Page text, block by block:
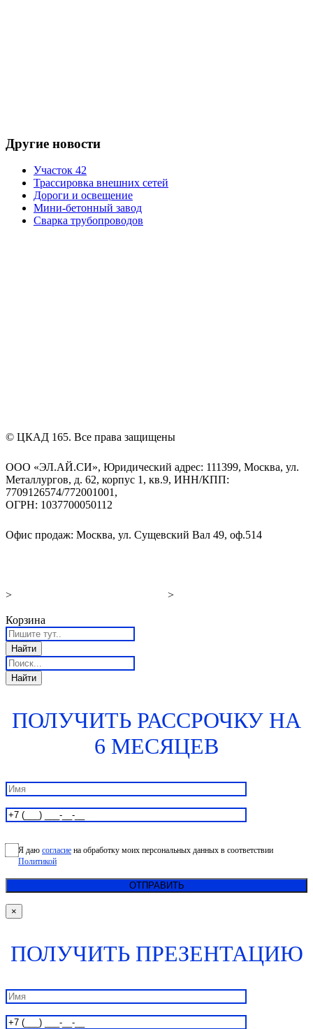
Другие новости
Участок 42
Трассировка внешних сетей
Дороги и освещение
Мини-бетонный завод
Сварка трубопроводов
© ЦКАД 165. Все права защищены
ООО «ЭЛ.АЙ.СИ», Юридический адрес: 111399, Москва, ул.
Металлургов, д. 62, корпус 1, кв.9, ИНН/КПП:
7709126574/772001001,
ОГРН: 1037700050112
Офис продаж: Москва, ул. Сущевский Вал 49, оф.514
>
>
Корзина
ПОЛУЧИТЬ РАССРОЧКУ НА
6 МЕСЯЦЕВ
Я даю согласие на обработку моих персональных данных в соответствии
Политикой
×
ПОЛУЧИТЬ ПРЕЗЕНТАЦИЮ